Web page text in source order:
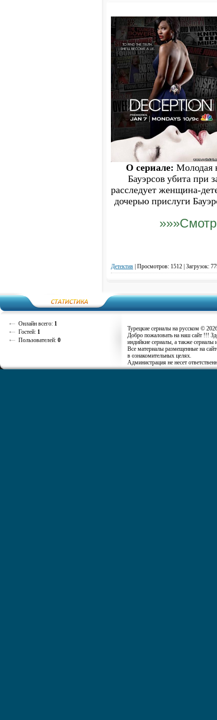
О сериале: Молодая
Бауэрсов убита при
расследует женщина-
дочерью прислуги
Детектив Просмотров: 1512 | Загрузок:
Онлайн всего: 1
Гостей: 1
Пользователей: 0
Турецкие сериалы на русском ©
Добро пожаловать на наш сайт !!!
индийкие сериалы, а также сериалы
Все материалы размещенные на
в ознакомительных целях.
Администрация не несет